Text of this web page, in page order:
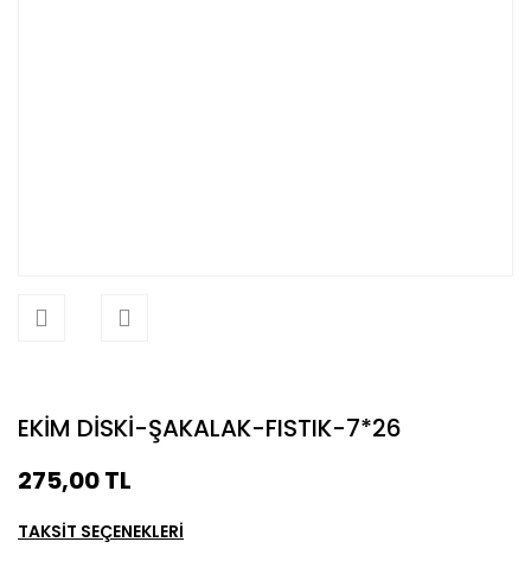
EKİM DİSKİ-ŞAKALAK-FISTIK-7*26
275,00 TL
TAKSİT SEÇENEKLERİ